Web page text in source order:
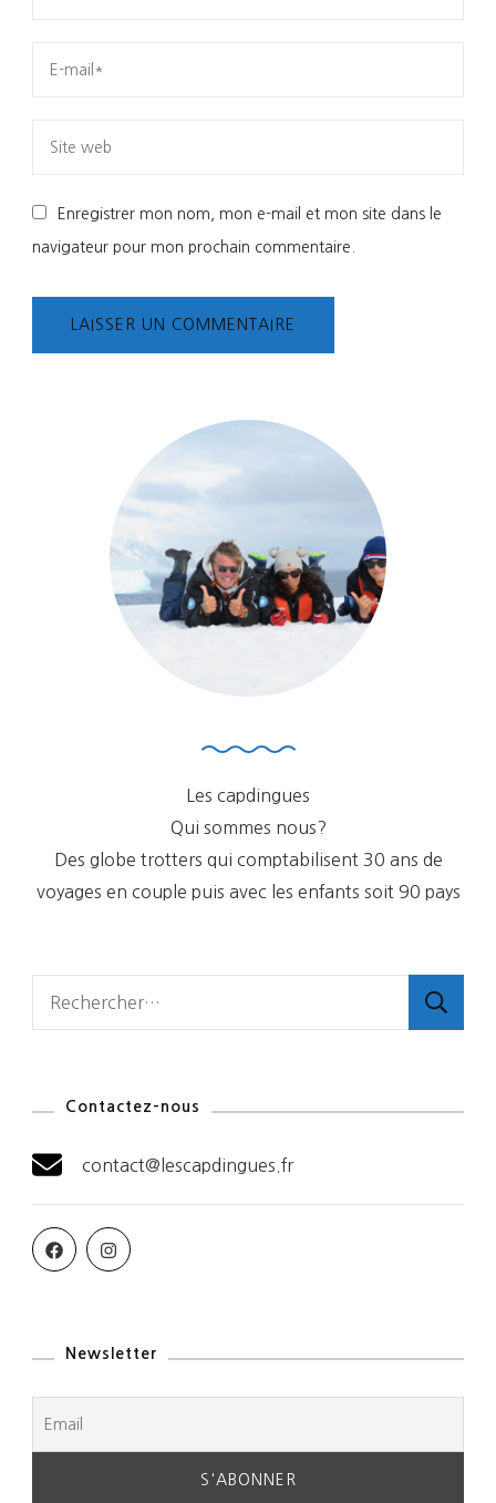
Enregistrer mon nom, mon e-mail et mon site dans le
navigateur pour mon prochain commentaire.
Les capdingues
Qui sommes nous?
Des globe trotters qui comptabilisent 30 ans de
voyages en couple puis avec les enfants soit 90 pays
Contactez-nous
contact@lescapdingues.fr
Newsletter